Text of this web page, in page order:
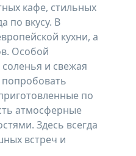
кафе, стильных
по вкусу. В
кухни, а
Особой
и свежая
по
атмосферные
Здесь всегда
встреч и